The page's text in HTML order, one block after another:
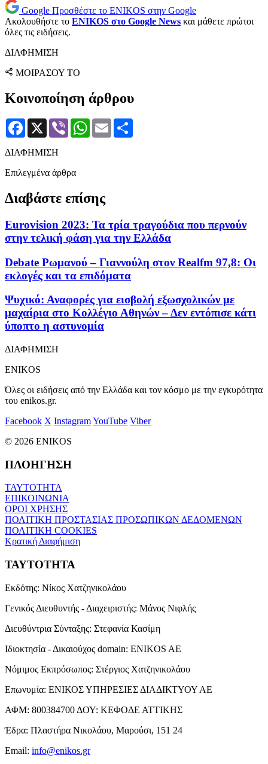
Google Προσθέστε το ENIKOS στην Google
Ακολουθήστε το ENIKOS στο Google News και μάθετε πρώτοι
όλες τις ειδήσεις.
ΔΙΑΦΗΜΙΣΗ
ΜΟΙΡΑΣΟΥ ΤΟ
Κοινοποίηση άρθρου
Facebook
X Viber WhatsApp
Email
ΔΙΑΦΗΜΙΣΗ
Επιλεγμένα άρθρα
Διαβάστε επίσης
Eurovision 2023: Τα τρία τραγούδια που περνούν
στην τελική φάση για την Ελλάδα
Debate Ρωμανού – Γιαννούλη στον Realfm 97,8: Οι
εκλογές και τα επιδόματα
Ψυχικό: Αναφορές για εισβολή εξωσχολικών με
μαχαίρια στο Κολλέγιο Αθηνών – Δεν εντόπισε κάτι
ύποπτο η αστυνομία
ΔΙΑΦΗΜΙΣΗ
ENIKOS
Όλες οι ειδήσεις από την Ελλάδα και τον κόσμο με την εγκυρότητα
του enikos.gr.
Facebook X InstagramYouTube Viber
© 2026 ENIKOS
ΠΛΟΗΓΗΣΗ
ΤΑΥΤΟΤΗΤΑ
ΕΠΙΚΟΙΝΩΝΙΑ
ΟΡΟΙ ΧΡΗΣΗΣ
ΠΟΛΙΤΙΚΗ ΠΡΟΣΤΑΣΙΑΣ ΠΡΟΣΩΠΙΚΩΝ ΔΕΔΟΜΕΝΩΝ
ΠΟΛΙΤΙΚΗ COOKIES
Κρατική Διαφήμιση
ΤΑΥΤΟΤΗΤΑ
Εκδότης: Νίκος Χατζηνικολάου
Γενικός Διευθυντής - Διαχειριστής: Μάνος Νιφλής
Διευθύντρια Σύνταξης: Στεφανία Κασίμη
Ιδιοκτησία - Δικαιούχος domain: ENIKOS AE
Νόμιμος Εκπρόσωπος: Στέργιος Χατζηνικολάου
Επωνυμία: ΕΝΙΚΟΣ ΥΠΗΡΕΣΙΕΣ ΔΙΑΔΙΚΤΥΟΥ ΑΕ
ΑΦΜ: 800384700 ΔΟΥ: ΚΕΦΟΔΕ ΑΤΤΙΚΗΣ
Έδρα: Πλαστήρα Νικολάου, Μαρούσι, 151 24
Email: info@enikos.gr